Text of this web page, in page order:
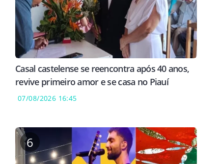
COMPROVADOS? APENDICITE OU PANCREATITE?
Casal castelense se reencontra após 40 anos,
revive primeiro amor e se casa no Piauí
07/08/2026 16:45
6